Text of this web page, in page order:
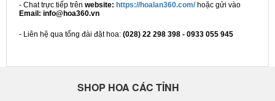
- Chat trực tiếp trên website: https://hoalan360.com/hoặc gửi vào
Email: info@hoa360.vn
- Liên hệ qua tổng đài đặt hoa: (028) 22 298 398 - 0933 055 945
SHOP HOA CÁC TỈNH